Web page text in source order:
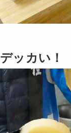
デッカい！